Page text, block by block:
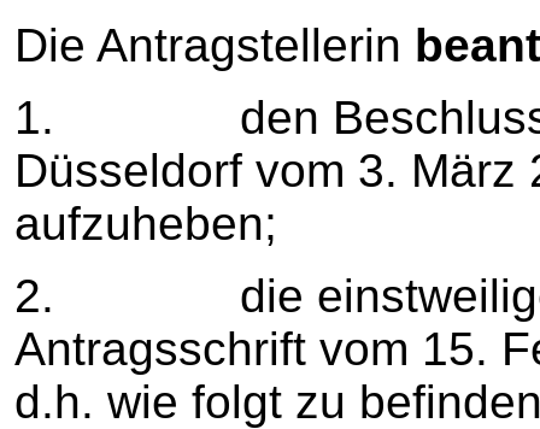
Die Antragstellerin
1. den Beschluss
Düsseldorf vom 3. März
aufzuheben;
2. die einstweilige
Antragsschrift vom 15.
d.h. wie folgt zu